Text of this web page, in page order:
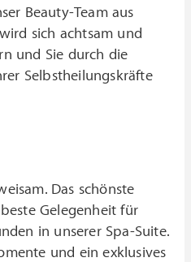
Beauty-Team aus
sich achtsam und
und Sie durch die
Selbstheilungskräfte
Das schönste
Gelegenheit für
in unserer Spa-Suite.
und ein exklusives